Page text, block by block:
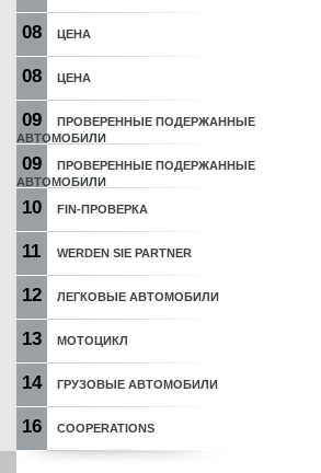
08 ЦЕНА
08 ЦЕНА
09
ПРОВЕРЕННЫЕ ПОДЕРЖАННЫЕ
АВТОМОБИЛИ
09
ПРОВЕРЕННЫЕ ПОДЕРЖАННЫЕ
АВТОМОБИЛИ
10 FIN-ПРОВЕРКА
11 WERDEN SIE PARTNER
12 ЛЕГКОВЫЕ АВТОМОБИЛИ
13 МОТОЦИКЛ
14 ГРУЗОВЫЕ АВТОМОБИЛИ
16 COOPERATIONS